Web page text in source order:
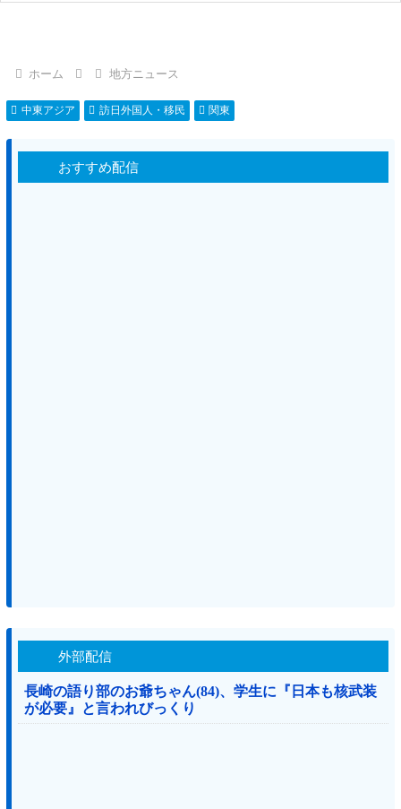
ホーム 地方ニュース
中東アジア 訪日外国人・移民 関東
おすすめ配信
外部配信
長崎の語り部のお爺ちゃん(84)、学生に『日本も核武装
が必要』と言われびっくり